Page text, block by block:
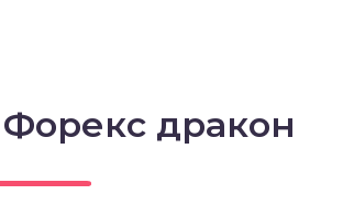
дракон